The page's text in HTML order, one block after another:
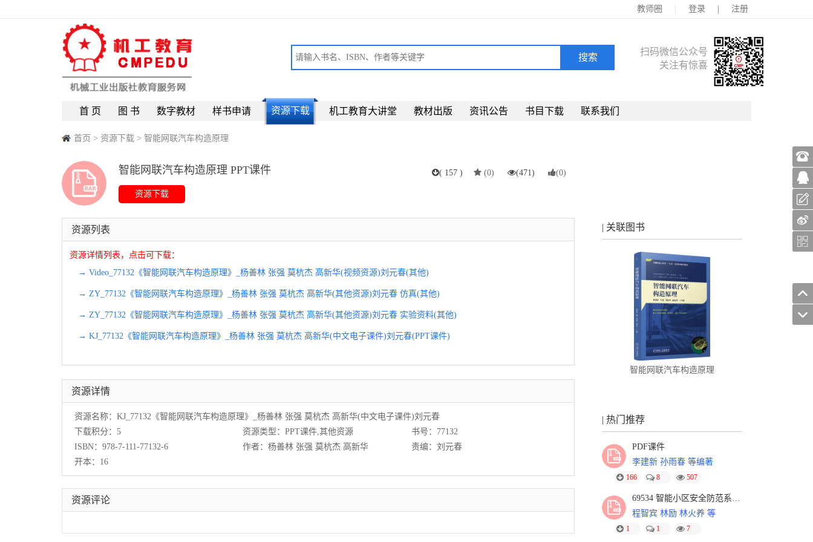
首 页 图 书 数字教材 样书申请 资源下载 机工教育大讲堂 教材出版 资讯公告 书目下载 联系我们
教师圈 | 登录 | 注册
扫码微信公众号
关注有惊喜
首页 > 资源下载 > 智能网联汽车构造原理
智能网联汽车构造原理 PPT课件 (157 ) (0) (471) (0)
资源列表
资源详情列表，点击可下载：
→ Video_77132《智能网联汽车构造原理》_杨善林 张强 莫杭杰 高新华(视频资源)刘元春(其他)
→ ZY_77132《智能网联汽车构造原理》_杨善林 张强 莫杭杰 高新华(其他资源)刘元春 仿真(其他)
→ ZY_77132《智能网联汽车构造原理》_杨善林 张强 莫杭杰 高新华(其他资源)刘元春 实验资料(其他)
→ KJ_77132《智能网联汽车构造原理》_杨善林 张强 莫杭杰 高新华(中文电子课件)刘元春(PPT课件)
资源详情
资源名称：KJ_77132《智能网联汽车构造原理》_杨善林 张强 莫杭杰 高新华(中文电子课件)刘元春
下载积分：5
资源类型：PPT课件,其他资源
书号：77132
ISBN：978-7-111-77132-6
作者：杨善林 张强 莫杭杰 高新华
责编：刘元春
开本：16
资源评论
| 关联图书
智能网联汽车构造原理
| 热门推荐
PDF课件
李建新 孙雨春 等编著
166 8 507
程智宾 林励 林火养 等
1 1 7